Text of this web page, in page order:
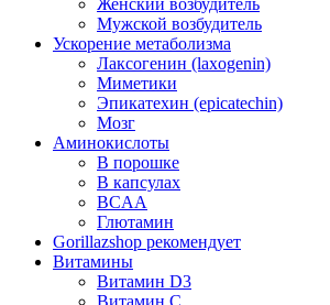
Мужской возбудитель
Ускорение метаболизма
Лаксогенин (laxogenin)
Миметики
Эпикатехин (epicatechin)
Мозг
Аминокислоты
В порошке
В капсулах
BCAA
Глютамин
Gorillazshop рекомендует
Витамины
Витамин D3
Витамин С